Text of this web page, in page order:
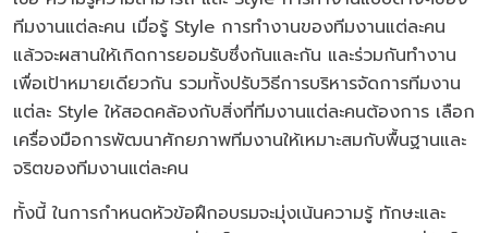
ทีมงานแต่ละคน เมื่อรู้ Style การทำงานของทีมงานแต่ละคน
แล้วจะผสานให้เกิดการยอมรับซึ่งกันและกัน และร่วมกันทำงาน
เพื่อเป้าหมายเดียวกัน รวมทั้งปรับวิธีการบริหารจัดการทีมงาน
แต่ละ Style ให้สอดคล้องกับสิ่งที่ทีมงานแต่ละคนต้องการ เลือก
เครื่องมือการพัฒนาศักยภาพทีมงานให้เหมาะสมกับพื้นฐานและ
จริตของทีมงานแต่ละคน
ทั้งนี้ ในการกำหนดหัวข้อฝึกอบรมจะมุ่งเน้นความรู้ ทักษะและ